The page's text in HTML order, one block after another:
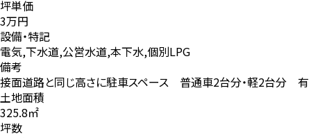
坪単価
3万円
設備・特記
電気,下水道,公営水道,本下水,個別LPG
備考
接面道路と同じ高さに駐車スペース 普通車2台分・軽2台分 有
土地面積
325.8㎡
坪数